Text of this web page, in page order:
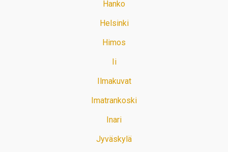
Hanko
Helsinki
Himos
Ii
Ilmakuvat
Imatrankoski
Inari
Jyväskylä